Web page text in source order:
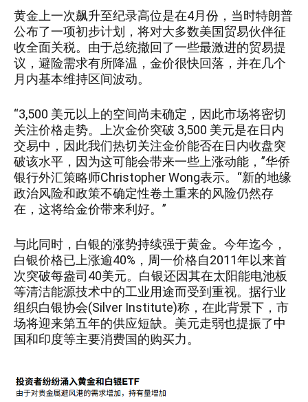
黄金上一次飙升至纪录高位是在4月份，当时特朗普
公布了一项初步计划，将对大多数美国贸易伙伴征
收全面关税。由于总统撤回了一些最激进的贸易提
议，避险需求有所降温，金价很快回落，并在几个
月内基本维持区间波动。
“3,500 美元以上的空间尚未确定，因此市场将密切
关注价格走势。上次金价突破 3,500 美元是在日内
交易中，因此我们热切关注金价能否在日内收盘突
破该水平，因为这可能会带来一些上涨动能，”华侨
银行外汇策略师Christopher Wong表示。“新的地缘
政治风险和政策不确定性卷土重来的风险仍然存
在，这将给金价带来利好。”
与此同时，白银的涨势持续强于黄金。今年迄今，
白银价格已上涨逾40%，周一价格自2011年以来首
次突破每盎司40美元。白银还因其在太阳能电池板
等清洁能源技术中的工业用途而受到重视。据行业
组织白银协会(Silver Institute)称，在此背景下，市
场将迎来第五年的供应短缺。美元走弱也提振了中
国和印度等主要消费国的购买力。